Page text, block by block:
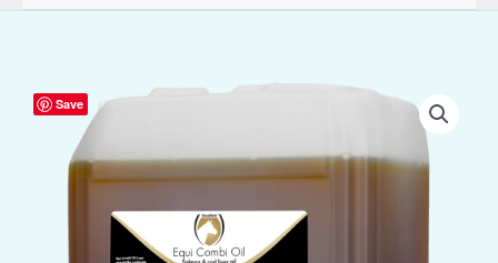
Save
Excellent
Horse